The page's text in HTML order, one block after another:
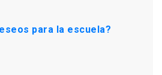
para la escuela?